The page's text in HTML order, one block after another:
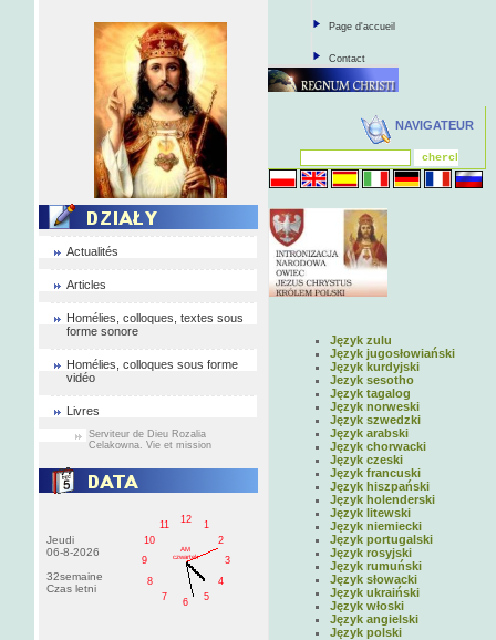
Actualités
Articles
Homélies, colloques, textes sous
forme sonore
Homélies, colloques sous forme
vidéo
Livres
Serviteur de Dieu Rozalia
Celakowna. Vie et mission
Jeudi
06-8-2026
32semaine
Czas letni
1
2
3
4
5
6
7
8
9
10
11
12
AM
czwartek
Page d'accueil
Contact
NAVIGATEUR
Język zulu
Język jugosłowiański
Język kurdyjski
Jezyk sesotho
Język tagalog
Język norweski
Język szwedzki
Język arabski
Język chorwacki
Język czeski
Język francuski
Język hiszpański
Język holenderski
Język litewski
Język niemiecki
Język portugalski
Język rosyjski
Język rumuński
Język słowacki
Język ukraiński
Język włoski
Język angielski
Język polski